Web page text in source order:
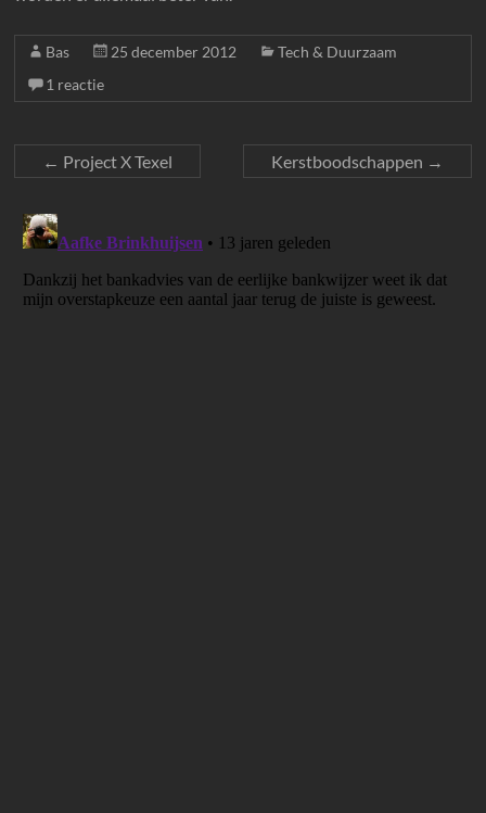
Bas 25 december 2012
Tech & Duurzaam
1 reactie
← Project X Texel Kerstboodschappen →